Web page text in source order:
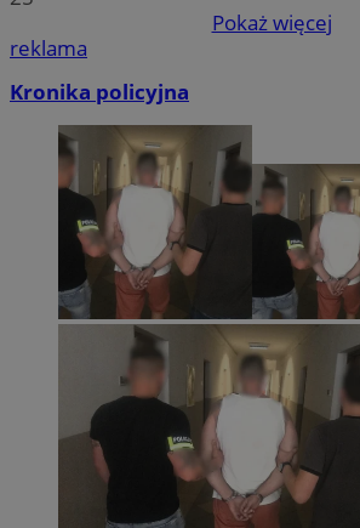
Pokaż więcej
reklama
Kronika policyjna